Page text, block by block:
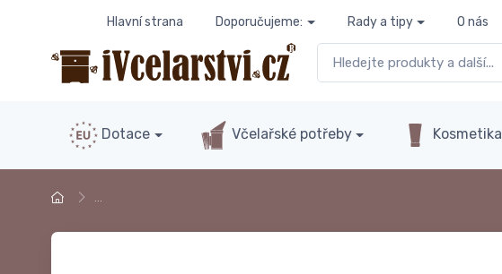
Hlavní strana Doporučujeme: Rady a tipy O nás
Dotace Včelařské potřeby Kosmetika
…